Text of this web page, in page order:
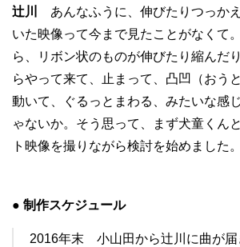
辻川
あんなふうに、伸びたりつっか
いた映像って今まで見たことがなくて
ら、リボン状のものが伸びたり縮んだ
らやって来て、止まって、凸凹（おう
動いて、ぐるっとまわる、みたいな感
ゃないか。そう思って、まず犬童くん
ト映像を撮りながら検討を始めました。
● 制作スケジュール
2016年末 小山田から辻川に曲が届